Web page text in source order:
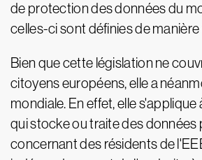
de protection des données du
celles-ci sont définies de manière
Bien que cette législation ne
citoyens européens, elle a
mondiale. En effet, elle
qui stocke ou traite des données
concernant des résidents de